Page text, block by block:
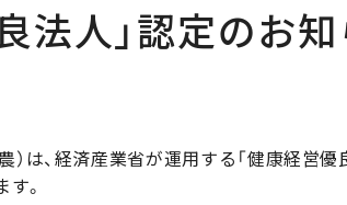
法人」認定のお
は、経済産業省が運用する「健康経営優
。